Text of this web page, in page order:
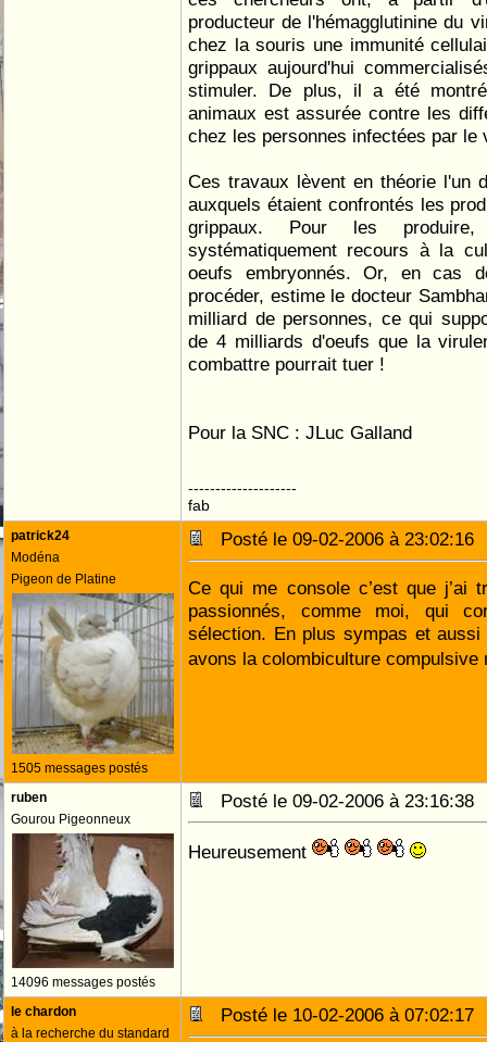
producteur de l'hémagglutinine du
chez la souris une immunité
grippaux aujourd'hui
stimuler. De plus, il a été
animaux est assurée contre les
chez les personnes infectées par le
Ces travaux lèvent en théorie l'un
auxquels étaient confrontés les
grippaux. Pour les
systématiquement recours à la
oeufs embryonnés. Or, en cas
procéder, estime le docteur
milliard de personnes, ce qui
de 4 milliards d'oeufs que la
combattre pourrait tuer !
Pour la SNC : JLuc Galland
--------------------
fab
patrick24
Modéna
Pigeon de Platine
1505 messages postés
Posté le 09-02-2006 à
Ce qui me console c’est que j’ai
passionnés, comme moi, qui
sélection. En plus sympas et
avons la colombiculture compulsive
ruben
Gourou Pigeonneux
14096 messages postés
Posté le 09-02-2006 à
Heureusement
le chardon
à la recherche du standard
Posté le 10-02-2006 à